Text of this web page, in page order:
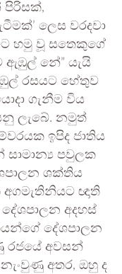
පිරිසක්,
ලෙස වරදවා
හමු වූ සතෙකුගේ
ඇඹුල් නේ” යැයි
රසයට හේතුව
ගැනීම විය
ලැබේ. නමුත්
ඉපිද ජාතිය
සාමාන්‍ය පවුලක
ශක්තිය
ඥාති
අදහස්
දේශපාලන
රජයේ අවසන්
අතර, ඔහු ද